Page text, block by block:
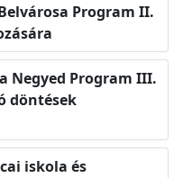
Program II.
Negyed Program III.
döntések
iskola és